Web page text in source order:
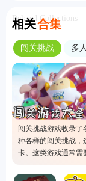
相关合集
Related Collections
闯关挑战
闯关挑战游戏收录了
种各样的闯关挑战，
卡。这类游戏通常需
游戏中通常拥有超
家的操作技术。